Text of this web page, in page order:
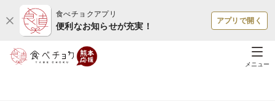
食べチョクアプリ
便利なお知らせが充実！
アプリで開く
メニュー